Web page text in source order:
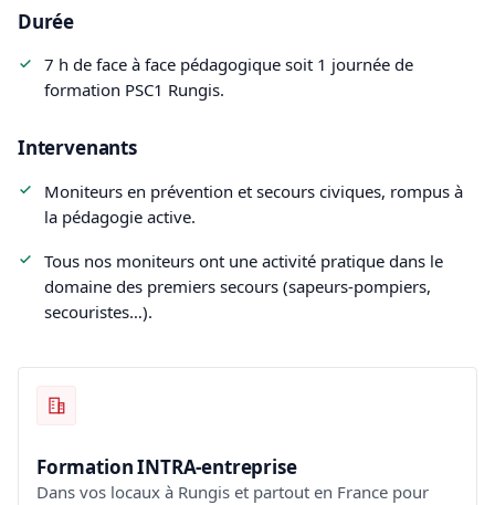
Durée
7 h de face à face pédagogique soit 1 journée de
formation PSC1 Rungis.
Intervenants
Moniteurs en prévention et secours civiques, rompus à
la pédagogie active.
Tous nos moniteurs ont une activité pratique dans le
domaine des premiers secours (sapeurs-pompiers,
secouristes…).
Formation INTRA-entreprise
Dans vos locaux à Rungis et partout en France pour